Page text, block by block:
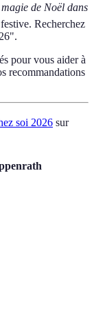
de Noël dans
Recherchez
pour vous aider à
recommandations
soi 2026 sur